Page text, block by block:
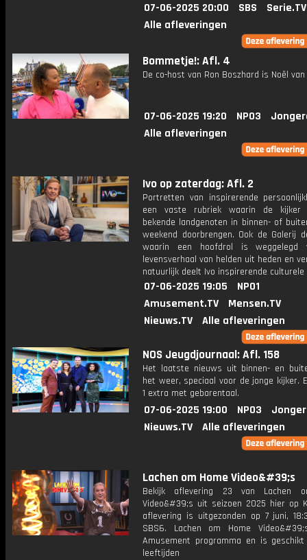
07-06-2025 20:00 SBS
Serie.TV
Alle afleveringen
Bommetje!: Afl. 4
De co-host van Ron Boszhard is Noël
07-06-2025 19:20 NPO3
Alle afleveringen
Ivo op zaterdag: Afl. 2
Portretten van inspirerende
een vaste rubriek waarin de kijker
bekende landgenoten in binnen- of
weekend doorbrengen. Ook de Galerij
waarin een hoofdrol is weggelegd
levensverhaal van helden uit heden en
natuurlijk deelt Ivo inspirerende
07-06-2025 19:05
NPO1
Amusement.TV
Mensen.TV
Nieuws.TV
Alle afleveringen
NOS Jeugdjournaal: Afl. 158
Het laatste nieuws uit binnen- en
het weer, speciaal voor de jonge kijker.
1 extra met gebarentaal.
07-06-2025 19:00 NPO3
Nieuws.TV
Alle afleveringen
Lachen om Home Video&#39;s
Bekijk aflevering 23 van Lachen
Video&#39;s uit seizoen 2025 hier op
aflevering is uitgezonden op 7 juni,
SBS6. Lachen om Home
Amusement programma en is
leeftijden